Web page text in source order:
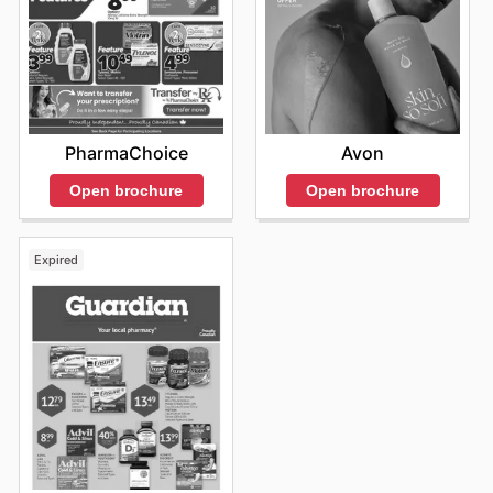
une expérience d'achat avantageuse à tous ses clients.
Visitez le site web de Brunet dès aujourd'hui pour
explorer les meilleures offres et commencer à
économiser maintenant.
PharmaChoice
Open brochure
Avon
Open brochure
Expired